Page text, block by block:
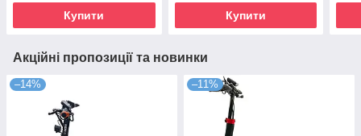
Купити Купити
Акційні пропозиції та новинки
–14% –11%